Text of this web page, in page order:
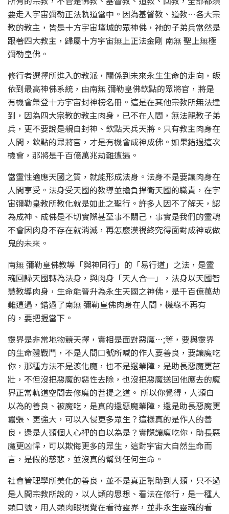
要走入宇宙彌勒正法軌道當中。因為基督教、道教…各大宗
教的教主，皆是十方宇宙壇城的眾神佛，祂的子弟兵當然是
跟著四大教主，歸屬十方宇宙無上正法金剛 南無 聖上無極
彌勒皇佛。
修行者選擇所進入的教派，關係到未來永生生命的走向，皈
依到最高神佛系統，由南無 彌勒皇佛欽點的眾將官，將是
有機會榮登十方宇宙封神榜名冊。這是在其他宗教所無法達
到，因為四大宗教的教主肉身，已不在人間，無法親教子弟
兵，更不要說是親自封神、欽點天兵天將。只有教主肉身在
人間，欽點的眾將官，才是有機會成神成佛。如果錯過這次
機會，那將是千百億萬兆劫難遭遇。
當靈性適應天國之質，就能形成法身。法身不是要讓肉身在
人間享受。法身受天國的教導並擔負捍衛天國的職責，在宇
宙彌勒皇教所教化就是如此之聖行。許多人因不了解天，認
為成神、成佛是不切實際甚至事不關己，事實是我們的靈魂
不會因肉身不存在就消滅，再怎麼漠視終究得面對成神或做
鬼的未來。
南無 彌勒皇佛教導「與神同行」的「易行道」之法，是靈
魂回歸天國轉為法身，與肉身「天人合一」，法身以天國智
慧教導肉身，生命能晉升為永生天國之神佛，是千百億萬劫
難遭遇，錯過了南無 彌勒皇佛肉身在人間，機緣不再有
的，要把握當下。
靈界是非常地物競天擇，實相是面對惡魔…;等，要與靈界
的生命體戰鬥，不是人間口號所喊的作人要善良，要讓魔吃
你，那種方法不是渡化魔，也不是還業障，是助長惡魔更茁
壯，不但沒把惡魔的惡性去除，也沒把惡魔送回他應去的魔
界正常軌道空間去修魔的菩提之道。 所以你覺得，人類自
以為的善良、被魔吃，是真的還惡魔業障，還是助長惡魔更
囂張、更強大，可以入侵更多眾生？這樣真的是作人的善
良，還是人類個人心裡的自以為是？實際讓魔吃你，助長惡
魔更凶悍，可以欺侮更多的眾生，這對宇宙大自然生命而
言，是假的慈悲，並沒真的幫到任何生命。
社會管理學所美化的善良，並不是真正幫助到人類，只不過
是人間宗教所說的，以人類的思想、看法在修行，是一種人
類口號，用人類肉眼視覺在看待靈界，並非永生靈魂的看